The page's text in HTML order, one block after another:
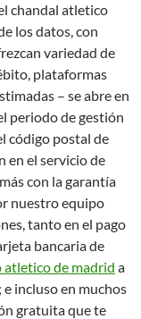
chandal atletico
los datos, con
variedad de
plataformas
– se abre en
periodo de gestión
código postal de
en el servicio de
con la garantía
nuestro equipo
tanto en el pago
bancaria de
de madrid a
incluso en muchos
gratuita que te